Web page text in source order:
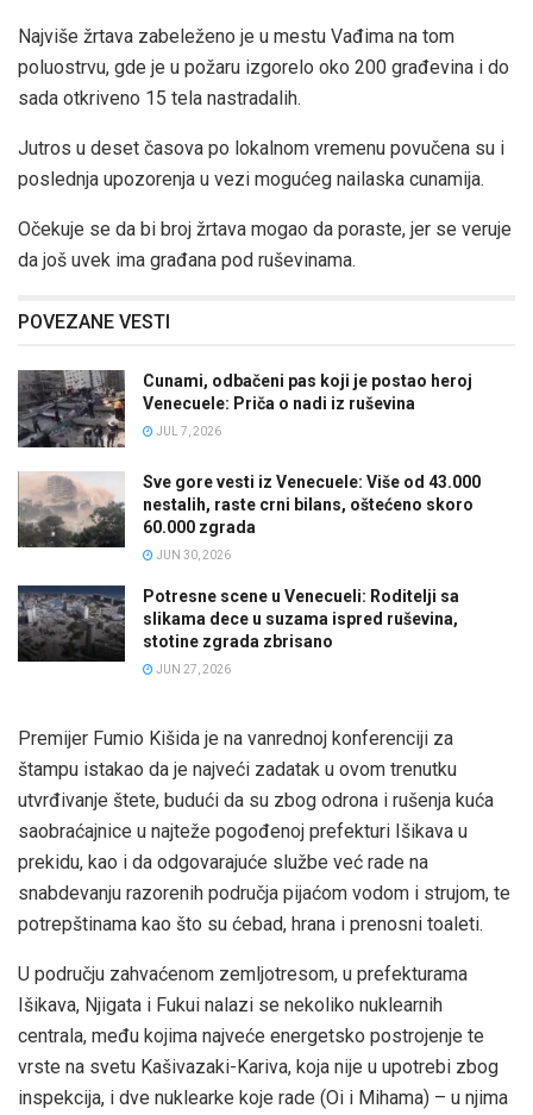
Najviše žrtava zabeleženo je u mestu Vađima na tom
poluostrvu, gde je u požaru izgorelo oko 200 građevina i do
sada otkriveno 15 tela nastradalih.
Jutros u deset časova po lokalnom vremenu povučena su i
poslednja upozorenja u vezi mogućeg nailaska cunamija.
Očekuje se da bi broj žrtava mogao da poraste, jer se veruje
da još uvek ima građana pod ruševinama.
POVEZANE VESTI
Cunami, odbačeni pas koji je postao heroj
Venecuele: Priča o nadi iz ruševina
JUL 7, 2026
Sve gore vesti iz Venecuele: Više od 43.000
nestalih, raste crni bilans, oštećeno skoro
60.000 zgrada
JUN 30, 2026
Potresne scene u Venecueli: Roditelji sa
slikama dece u suzama ispred ruševina,
stotine zgrada zbrisano
JUN 27, 2026
Premijer Fumio Kišida je na vanrednoj konferenciji za
štampu istakao da je najveći zadatak u ovom trenutku
utvrđivanje štete, budući da su zbog odrona i rušenja kuća
saobraćajnice u najteže pogođenoj prefekturi Išikava u
prekidu, kao i da odgovarajuće službe već rade na
snabdevanju razorenih područja pijaćom vodom i strujom, te
potrepštinama kao što su ćebad, hrana i prenosni toaleti.
U području zahvaćenom zemljotresom, u prefekturama
Išikava, Njigata i Fukui nalazi se nekoliko nuklearnih
centrala, među kojima najveće energetsko postrojenje te
vrste na svetu Kašivazaki-Kariva, koja nije u upotrebi zbog
inspekcija, i dve nuklearke koje rade (Oi i Mihama) – u njima